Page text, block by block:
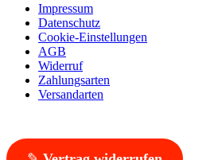
Impressum
Datenschutz
Cookie-Einstellungen
AGB
Widerruf
Zahlungsarten
Versandarten